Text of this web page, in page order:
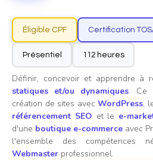
Éligible CPF Certification
Présentiel 112 heures
Définir, concevoir et apprendre à
statiques et/ou dynamiques. Ce
création de sites avec WordPress,
référencement SEO et le e-
d'une boutique e-commerce avec
l'ensemble des compétences
Webmaster professionnel.